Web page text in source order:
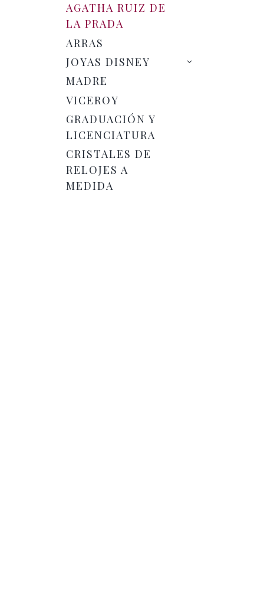
AGATHA RUIZ DE
LA PRADA
ARRAS
JOYAS DISNEY
MADRE
VICEROY
GRADUACIÓN Y
LICENCIATURA
CRISTALES DE
RELOJES A
MEDIDA
AGATHA RUIZ DE LA PRADA